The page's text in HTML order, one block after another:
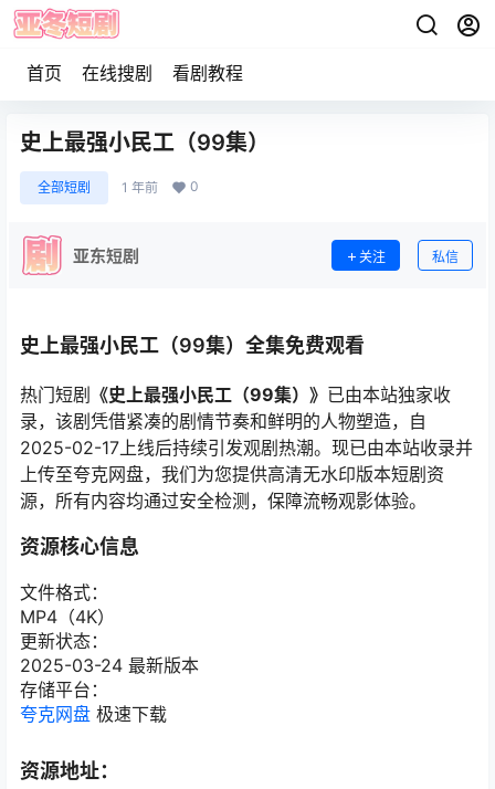
首页 在线搜剧 看剧教程
史上最强小民工（99集）
全部短剧 1 年前 0
亚东短剧 关注 私信
史上最强小民工（99集）全集免费观看
热门短剧 《史上最强小民工（99集）》 已由本站独家收
录，该剧凭借紧凑的剧情节奏和鲜明的人物塑造，自
2025-02-17上线后持续引发观剧热潮。现已由本站收录并
上传至夸克网盘，我们为您提供高清无水印版本短剧资
源，所有内容均通过安全检测，保障流畅观影体验。
资源核心信息
文件格式：
MP4（4K）
更新状态：
2025-03-24 最新版本
存储平台：
夸克网盘 极速下载
资源地址：